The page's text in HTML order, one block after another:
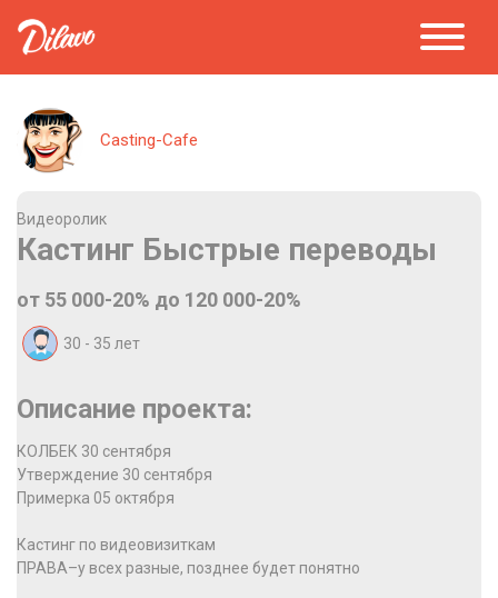
Casting-Cafe
Видеоролик
Кастинг Быстрые переводы
от 55 000-20% до 120 000-20%
30 - 35 лет
Описание проекта:
КОЛБЕК 30 сентября
Утверждение 30 сентября
Примерка 05 октября
Кастинг по видеовизиткам
ПРАВA–у всех разные, позднее будет понятно